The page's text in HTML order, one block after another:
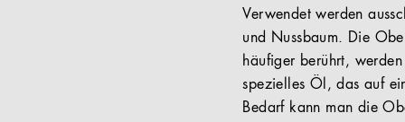
Verwendet werden
und Nussbaum. Die
häufiger berührt,
spezielles Öl, das auf
Bedarf kann man die